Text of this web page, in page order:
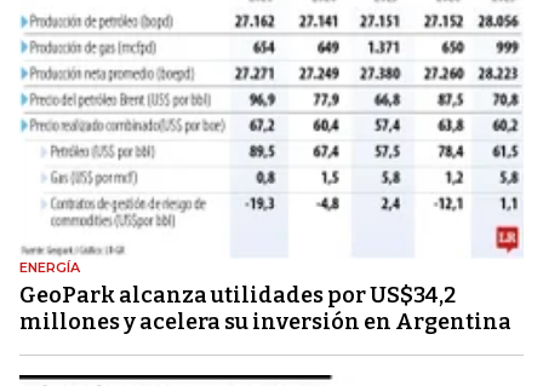
ENERGÍA
GeoPark alcanza utilidades por US$34,2
millones y acelera su inversión en Argentina